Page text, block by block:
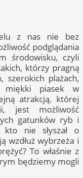
z nas nie bez
podglądania
środowisku, czyli
którzy pragną
szerokich plażach,
miękki piasek w
atrakcją, której
jest możliwość
gatunków ryb i
nie słyszał o
wzdłuż wybrzeża i
To właśnie z
będziemy mogli